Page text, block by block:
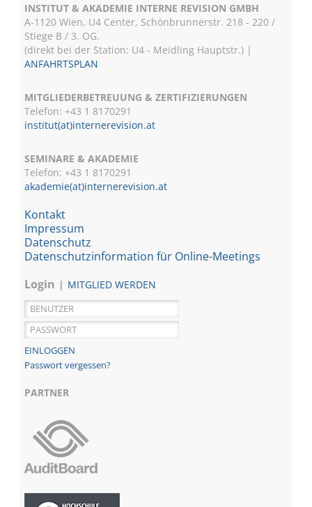
INSTITUT & AKADEMIE INTERNE REVISION GMBH
A-1120 Wien, U4 Center, Schönbrunnerstr. 218 - 220 /
Stiege B / 3. OG.
(direkt bei der Station: U4 - Meidling Hauptstr.) |
ANFAHRTSPLAN
MITGLIEDERBETREUUNG & ZERTIFIZIERUNGEN
Telefon: +43 1 8170291
institut(at)internerevision.at
SEMINARE & AKADEMIE
Telefon: +43 18170291
akademie(at)internerevision.at
Kontakt
Impressum
Datenschutz
Datenschutzinformation für Online-Meetings
Login
MITGLIED WERDEN
Passwort vergessen?
PARTNER